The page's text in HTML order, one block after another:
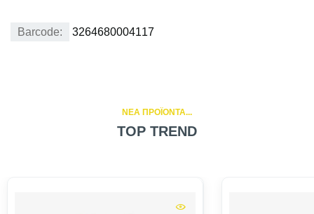
Barcode: 3264680004117
NEA ΠΡΟΪΟΝΤΑ...
TOP TREND